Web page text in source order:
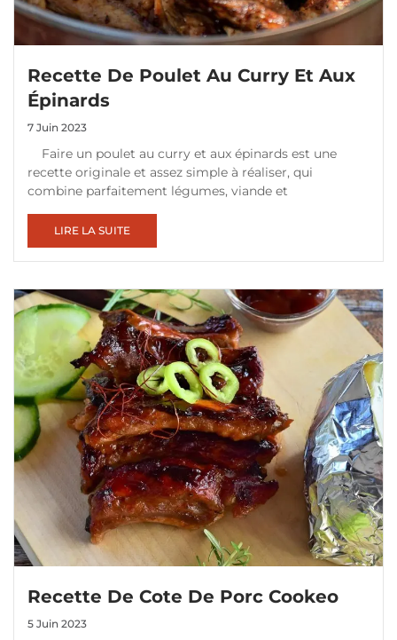
Recette De Poulet Au Curry Et Aux
Épinards
7 Juin 2023
Faire un poulet au curry et aux épinards est une
recette originale et assez simple à réaliser, qui
combine parfaitement légumes, viande et
LIRE LA SUITE
Recette De Cote De Porc Cookeo
5 Juin 2023